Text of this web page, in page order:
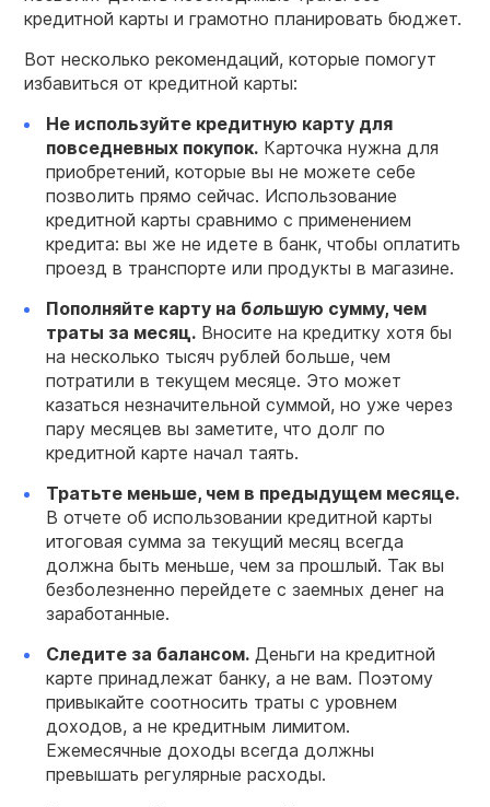
кредитной карты и грамотно планировать бюджет.
Вот несколько рекомендаций, которые помогут
избавиться от кредитной карты:
Не используйте кредитную карту для
повседневных покупок. Карточка нужна для
приобретений, которые вы не можете себе
позволить прямо сейчас. Использование
кредитной карты сравнимо с применением
кредита: вы же не идете в банк, чтобы оплатить
проезд в транспорте или продукты в магазине.
Пополняйте карту на большую сумму, чем
траты за месяц. Вносите на кредитку хотя бы
на несколько тысяч рублей больше, чем
потратили в текущем месяце. Это может
казаться незначительной суммой, но уже через
пару месяцев вы заметите, что долг по
кредитной карте начал таять.
Тратьте меньше, чем в предыдущем месяце.
В отчете об использовании кредитной карты
итоговая сумма за текущий месяц всегда
должна быть меньше, чем за прошлый. Так вы
безболезненно перейдете с заемных денег на
заработанные.
Следите за балансом. Деньги на кредитной
карте принадлежат банку, а не вам. Поэтому
привыкайте соотносить траты с уровнем
доходов, а не кредитным лимитом.
Ежемесячные доходы всегда должны
превышать регулярные расходы.